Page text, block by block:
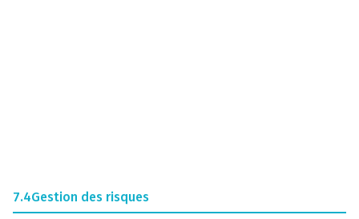
7.4Gestion des risques